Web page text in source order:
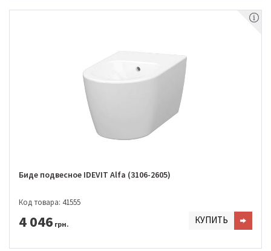
Биде подвесное IDEVIT Alfa (3106-2605)
Код товара: 41555
4 046 грн. КУПИТЬ